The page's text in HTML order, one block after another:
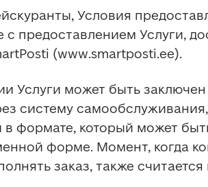
Условия
с предоставлением Услуги,
(www.smartposti.ee).
Услуги может быть
систему
формате, который может
форме. Момент, когда
заказ, также